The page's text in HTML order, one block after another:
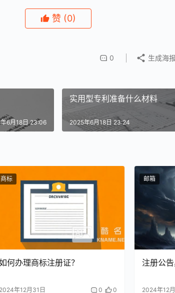
赞 (0)
0 生成海报
6月18日 23:06
实用型专利准备什么材料
2025年6月18日 23:24
商标
何办理商标注册证？
2024年12月31日 0 0
邮箱
注册公
2024年12